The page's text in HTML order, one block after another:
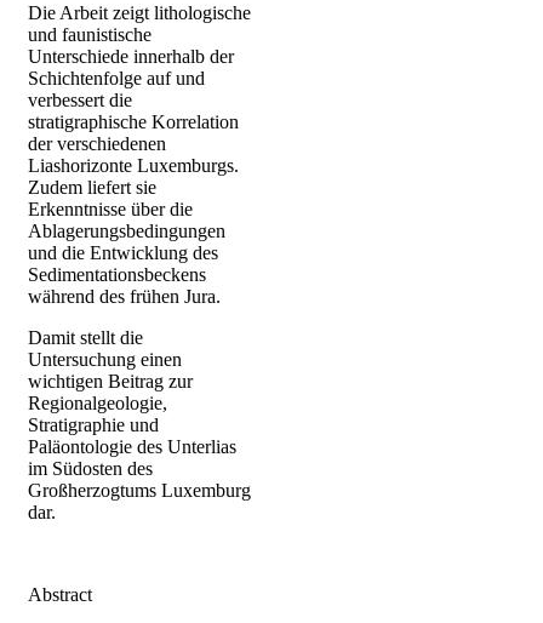
Die Arbeit zeigt lithologische
und faunistische
Unterschiede innerhalb der
Schichtenfolge auf und
verbessert die
stratigraphische Korrelation
der verschiedenen
Liashorizonte Luxemburgs.
Zudem liefert sie
Erkenntnisse über die
Ablagerungsbedingungen
und die Entwicklung des
Sedimentationsbeckens
während des frühen Jura.
Damit stellt die
Untersuchung einen
wichtigen Beitrag zur
Regionalgeologie,
Stratigraphie und
Paläontologie des Unterlias
im Südosten des
Großherzogtums Luxemburg
dar.
Abstract